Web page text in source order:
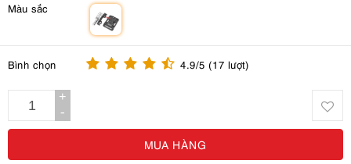
Màu sắc
Bình chọn 4.9/5 (17 lượt)
+
-
MUA HÀNG